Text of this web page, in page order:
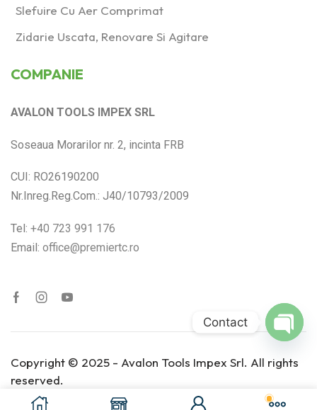
Slefuire Cu Aer Comprimat
Zidarie Uscata, Renovare Si Agitare
COMPANIE
AVALON TOOLS IMPEX SRL
Soseaua Morarilor nr. 2, incinta FRB
CUI: RO26190200
Nr.Inreg.Reg.Com.: J40/10793/2009
Tel: +40 723 991 176
Email: office@premiertc.ro
Copyright © 2025 - Avalon Tools Impex Srl. All rights
reserved.
Contact
chaty